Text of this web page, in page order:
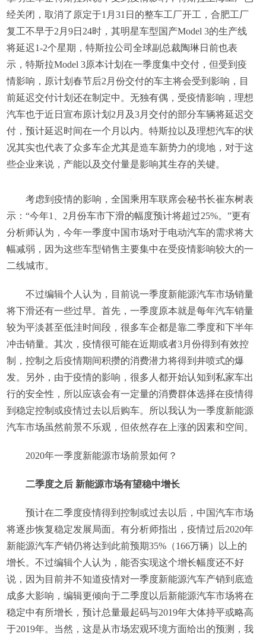
经关闭，取消了原定于1月31日的整车工厂开工，合肥工厂
复工不早于2月9日24时，其明星车型国产Model 3的生产线
将延迟1-2个星期，特斯拉公司全球副总裁陶琳日前也表
示，特斯拉Model 3原本计划在一季度集中交付，但受到疫
情影响，原计划春节后2月份交付的车主将会受到影响，目
前延迟交付计划还在制定中。无独有偶，受疫情影响，理想
汽车也于近日宣布原计划2月及3月交付的部分车辆将延迟交
付，预计延迟时间在一个月以内。特斯拉以及理想汽车的状
况其实也代表了众多车企尤其是造车新势力的境地，对于这
些企业来说，产能以及交付量是影响其生存的关键。
考虑到疫情的影响，全国乘用车联席会秘书长崔东树表
示：“今年1、2月份车市下滑的幅度预计将超过25%。”更有
分析师认为，今年一季度中国市场对于电动汽车的需求将大
幅减弱，因为这些车型销售主要集中在受疫情影响较大的一
二线城市。
不过编辑个人认为，目前说一季度新能源汽车市场销量
将下滑还有一些过早。首先，一季度原本就是每年汽车销量
较为平淡甚至低洼时间段，很多车企都是靠二季度和下半年
冲击销量。其次，疫情很可能在近期或者3月份得到有效控
制，控制之后疫情期间积攒的消费潜力将得到井喷式的爆
发。另外，由于疫情的影响，很多人都开始认知到私家车出
行的安全性，所以应该会有一定量的消费群体选择在疫情得
到稳定控制或疫情过去以后购车。所以我认为一季度新能源
汽车市场虽然前景不乐观，但依然存在上涨的因素和空间。
2020年一季度新能源市场前景如何？
二季度之后 新能源市场有望稳中增长
预计在二季度疫情得到控制或过去以后，中国汽车市场
将逐步恢复稳定发展局面。有分析师指出，疫情过后2020年
新能源汽车产销仍将达到此前预期35%（166万辆）以上的
增长。不过编辑个人认为，能否实现这个增长幅度还不好
说，因为目前并不知道疫情对一季度新能源汽车产销到底造
成多大影响，编辑更倾向于二季度以后新能源汽车市场将在
稳定中有所增长，预计总量最起码与2019年大体持平或略高
于2019年。当然，这是从市场宏观环境方面给出的预测，我